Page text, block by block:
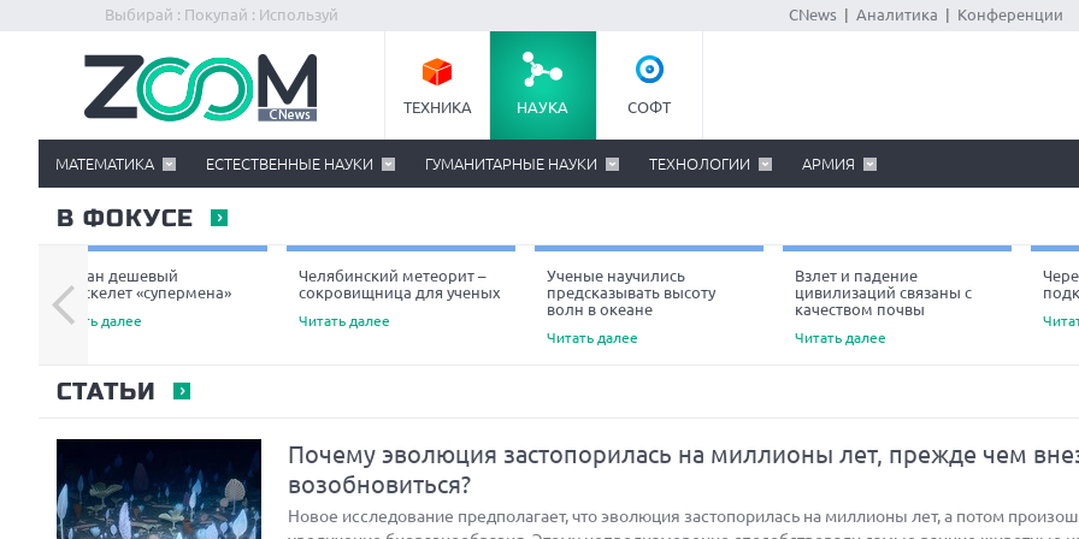
Выбирай : Покупай : Используй CNews Аналитика Конференции
ТЕХНИКА НАУКА СОФТ
МАТЕМАТИКА ЕСТЕСТВЕННЫЕ НАУКИ ГУМАНИТАРНЫЕ НАУКИ ТЕХНОЛОГИИ АРМИЯ
В ФОКУСЕ
Создан дешевый
экзоскелет «супермена»
Читать далее
Челябинский метеорит –
сокровищница для ученых
Читать далее
Ученые научились
предсказывать высоту
волн в океане
Читать далее
Взлет и падение
цивилизаций связаны с
качеством почвы
Читать далее
СТАТЬИ
Почему эволюция застопорилась на миллионы лет, прежде чем
возобновиться?
Новое исследование предполагает, что эволюция застопорилась на миллионы лет, а потом